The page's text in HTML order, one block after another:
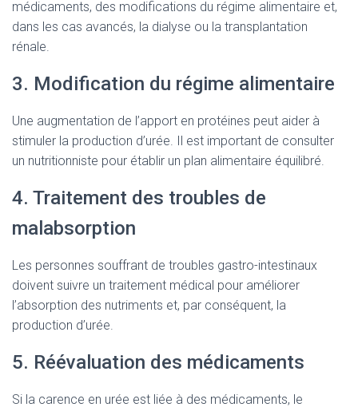
médicaments, des modifications du régime alimentaire et,
dans les cas avancés, la dialyse ou la transplantation
rénale.
3. Modification du régime alimentaire
Une augmentation de l’apport en protéines peut aider à
stimuler la production d’urée. Il est important de consulter
un nutritionniste pour établir un plan alimentaire équilibré.
4. Traitement des troubles de
malabsorption
Les personnes souffrant de troubles gastro-intestinaux
doivent suivre un traitement médical pour améliorer
l’absorption des nutriments et, par conséquent, la
production d’urée.
5. Réévaluation des médicaments
Si la carence en urée est liée à des médicaments, le